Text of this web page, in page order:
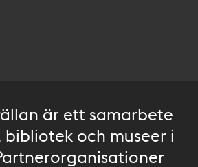
är ett samarbete
bibliotek och museer i